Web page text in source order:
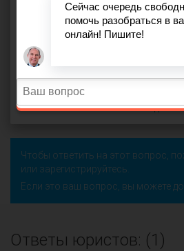
наследодатель
вступить в наследство
, доля
Чтобы ответить на этот вопрос,
или зарегистрируйтесь
Если это ваш вопрос, вы можете
Ответы юристов: (1)